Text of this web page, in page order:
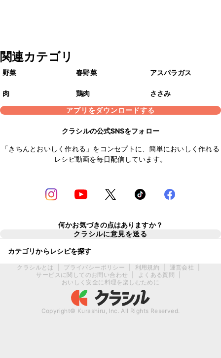
関連カテゴリ
野菜 春野菜 アスパラガス
肉 鶏肉
ささみ
アプリをダウンロードする
クラシルの公式SNSをフォロー
「きちんとおいしく作れる」をコンセプトに、簡単においしく作れる
レシピ動画を毎日配信しています。
何かお気づきの点はありますか？
クラシルに意見を送る
カテゴリからレシピを探す
クラシルとは プライバシーポリシー 利用規約 運営会社
サービスに関してのお問い合わせ
よくある質問
おいしく安全に料理を楽しむために
Copyright© Kurashiru, Inc. All Rights Reserved.